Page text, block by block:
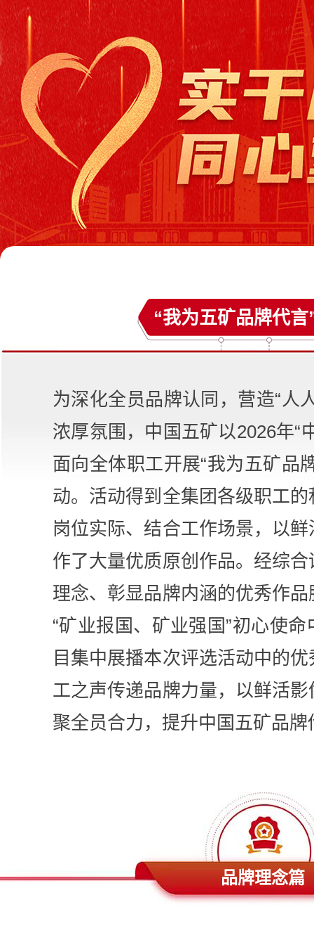
“我为五矿品牌代言
为深化全员品牌认同，营造“人
浓厚氛围，中国五矿以2026年“
面向全体职工开展“我为五矿品
动。活动得到全集团各级职工
岗位实际、结合工作场景，以
作了大量优质原创作品。经综
理念、彰显品牌内涵的优秀作
“矿业报国、矿业强国”初心使
目集中展播本次评选活动中的
工之声传递品牌力量，以鲜活
聚全员合力，提升中国五矿品
品牌理念篇